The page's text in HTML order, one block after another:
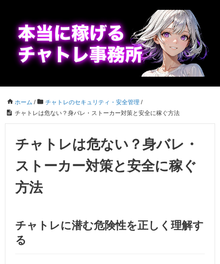
ホーム / チャトレのセキュリティ・安全管理 /
チャトレは危ない？身バレ・ストーカー対策と安全に稼ぐ方法
チャトレは危ない？身バレ・
ストーカー対策と安全に稼ぐ
方法
チャトレに潜む危険性を正しく理解す
る